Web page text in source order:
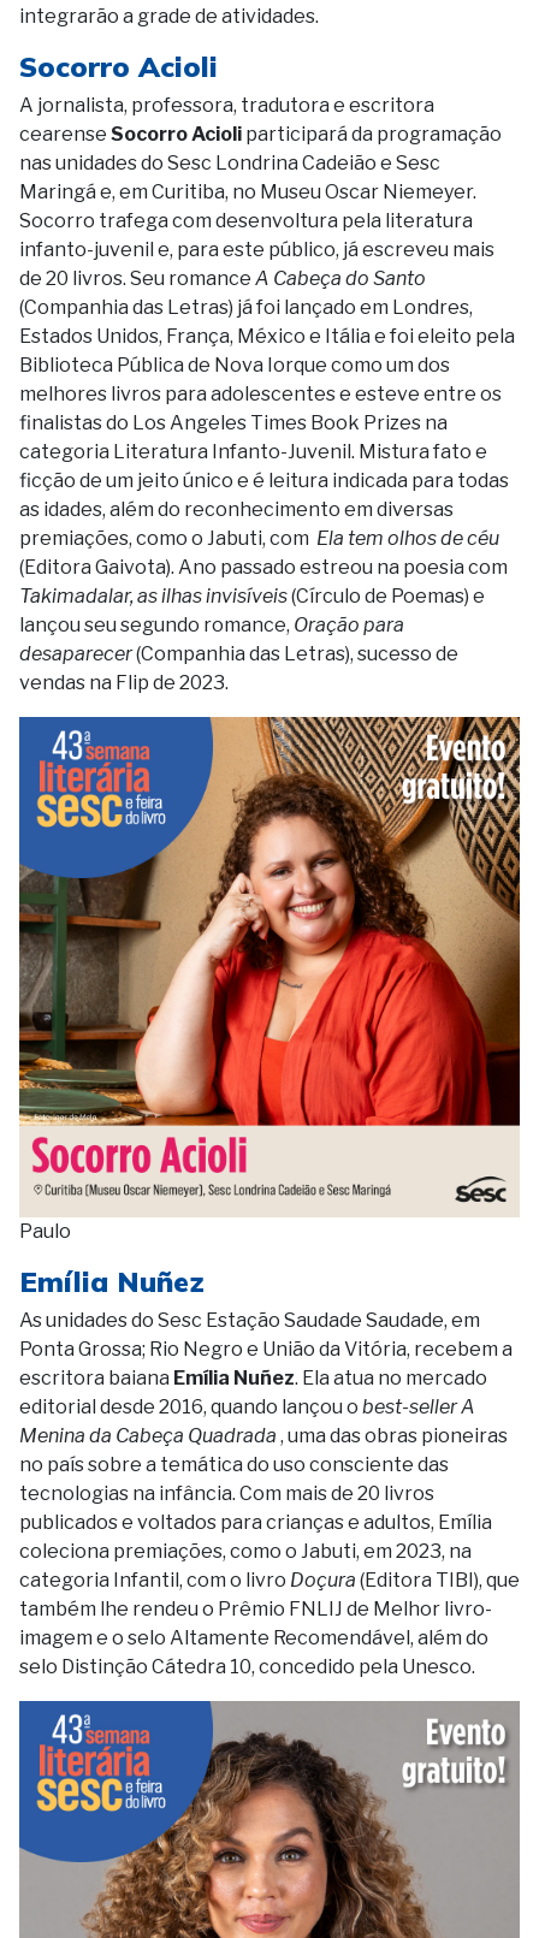
integrarão a grade de atividades.
Socorro Acioli
A jornalista, professora, tradutora e escritora
cearense Socorro Acioli participará da programação
nas unidades do Sesc Londrina Cadeião e Sesc
Maringá e, em Curitiba, no Museu Oscar Niemeyer.
Socorro trafega com desenvoltura pela literatura
infanto-juvenil e, para este público, já escreveu mais
de 20 livros. Seu romance A Cabeça do Santo
(Companhia das Letras) já foi lançado em Londres,
Estados Unidos, França, México e Itália e foi eleito pela
Biblioteca Pública de Nova Iorque como um dos
melhores livros para adolescentes e esteve entre os
finalistas do Los Angeles Times Book Prizes na
categoria Literatura Infanto-Juvenil. Mistura fato e
ficção de um jeito único e é leitura indicada para todas
as idades, além do reconhecimento em diversas
premiações, como o Jabuti, com Ela tem olhos de céu
(Editora Gaivota). Ano passado estreou na poesia com
Takimadalar, as ilhas invisíveis(Círculo de Poemas) e
lançou seu segundo romance, Oração para
desaparecer(Companhia das Letras), sucesso de
vendas na Flip de 2023.
Paulo
Emília Nuñez
As unidades do Sesc Estação Saudade Saudade, em
Ponta Grossa; Rio Negro e União da Vitória, recebem a
escritora baiana Emília Nuñez. Ela atua no mercado
editorial desde 2016, quando lançou o best-sellerA
Menina da Cabeça Quadrada , uma das obras pioneiras
no país sobre a temática do uso consciente das
tecnologias na infância. Com mais de 20 livros
publicados e voltados para crianças e adultos, Emília
coleciona premiações, como o Jabuti, em 2023, na
categoria Infantil, com o livro Doçura (Editora TIBI), que
também lhe rendeu o Prêmio FNLIJ de Melhor livro-
imagem e o selo Altamente Recomendável, além do
selo Distinção Cátedra 10, concedido pela Unesco.